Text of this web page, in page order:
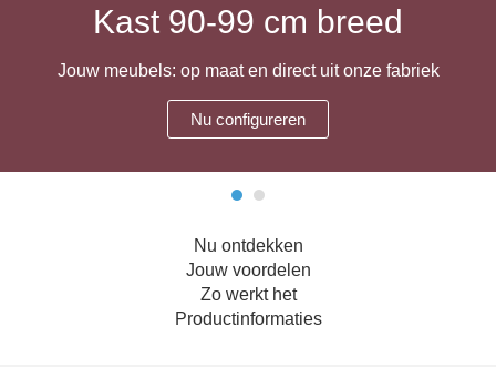
Kast 90-99 cm breed
Jouw meubels: op maat en direct uit onze fabriek
Nu configureren
Nu ontdekken
Jouw voordelen
Zo werkt het
Productinformaties
Hoekbanken
Glaswerelden